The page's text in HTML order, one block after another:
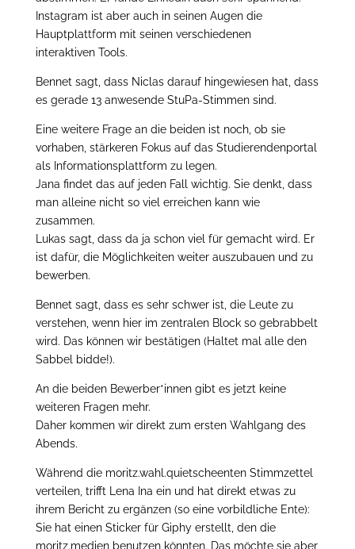
Instagram ist aber auch in seinen Augen die
Hauptplattform mit seinen verschiedenen
interaktiven Tools.
Bennet sagt, dass Niclas darauf hingewiesen hat, dass
es gerade 13 anwesende StuPa-Stimmen sind.
Eine weitere Frage an die beiden ist noch, ob sie
vorhaben, stärkeren Fokus auf das Studierendenportal
als Informationsplattform zu legen.
Jana findet das auf jeden Fall wichtig. Sie denkt, dass
man alleine nicht so viel erreichen kann wie
zusammen.
Lukas sagt, dass da ja schon viel für gemacht wird. Er
ist dafür, die Möglichkeiten weiter auszubauen und zu
bewerben.
Bennet sagt, dass es sehr schwer ist, die Leute zu
verstehen, wenn hier im zentralen Block so gebrabbelt
wird. Das können wir bestätigen (Haltet mal alle den
Sabbel bidde!).
An die beiden Bewerber*innen gibt es jetzt keine
weiteren Fragen mehr.
Daher kommen wir direkt zum ersten Wahlgang des
Abends.
Während die moritz.wahl.quietscheenten Stimmzettel
verteilen, trifft Lena Ina ein und hat direkt etwas zu
ihrem Bericht zu ergänzen (so eine vorbildliche Ente):
Sie hat einen Sticker für Giphy erstellt, den die
moritz.medien benutzen könnten. Das möchte sie aber